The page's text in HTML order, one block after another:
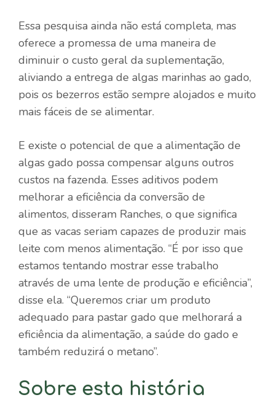
Essa pesquisa ainda não está completa, mas
oferece a promessa de uma maneira de
diminuir o custo geral da suplementação,
aliviando a entrega de algas marinhas ao gado,
pois os bezerros estão sempre alojados e muito
mais fáceis de se alimentar.
E existe o potencial de que a alimentação de
algas gado possa compensar alguns outros
custos na fazenda. Esses aditivos podem
melhorar a eficiência da conversão de
alimentos, disseram Ranches, o que significa
que as vacas seriam capazes de produzir mais
leite com menos alimentação. “É por isso que
estamos tentando mostrar esse trabalho
através de uma lente de produção e eficiência”,
disse ela. “Queremos criar um produto
adequado para pastar gado que melhorará a
eficiência da alimentação, a saúde do gado e
também reduzirá o metano”.
Sobre esta história